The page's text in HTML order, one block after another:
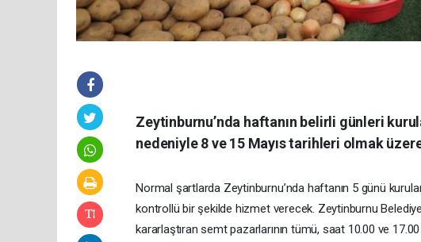
Zeytinburnu’nda haftanın belirli günleri
nedeniyle 8 ve 15 Mayıs tarihleri olmak
Normal şartlarda Zeytinburnu’nda haftanın 5 günü
kontrollü bir şekilde hizmet verecek. Zeytinburnu
kararlaştıran semt pazarlarının tümü, saat 10.00 ve